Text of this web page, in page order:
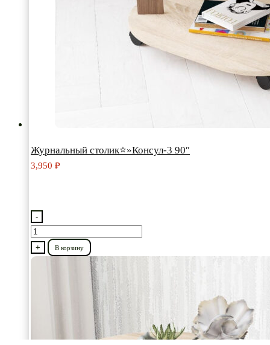
Журнальный столик⭐»Консул-3 90″
3,950 ₽
-
Количество
товара
Журнальный
столик⭐"Консул-3
+ В корзину